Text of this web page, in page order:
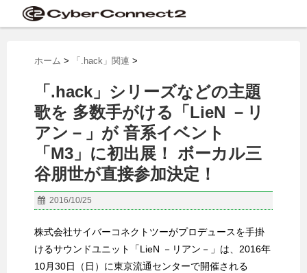
ホーム > 「.hack」関連 >
「.hack」シリーズなどの主題
歌を 多数手がける「LieN －リ
アン－」が 音系イベント
「M3」に初出展！ ボーカル三
谷朋世が直接参加決定！
2016/10/25
株式会社サイバーコネクトツーがプロデュースを手掛
けるサウンドユニット「LieN －リアン－」は、2016年
10月30日（日）に東京流通センターで開催される